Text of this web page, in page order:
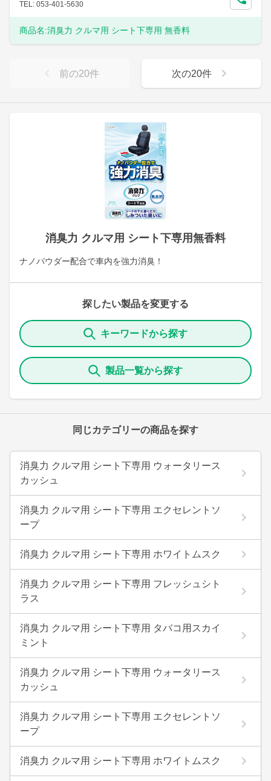
消臭力 クルマ用 シート下専用無香料
ナノパウダー配合で車内を強力消臭！
探したい製品を変更する
キーワードから探す
製品一覧から探す
同じカテゴリーの商品を探す
消臭力 クルマ用 シート下専用 ウォータリース
カッシュ
消臭力 クルマ用 シート下専用 エクセレントソ
ープ
消臭力 クルマ用 シート下専用 ホワイトムスク
消臭力 クルマ用 シート下専用 フレッシュシト
ラス
消臭力 クルマ用 シート下専用 タバコ用スカイ
ミント
消臭力 クルマ用 シート下専用 ウォータリース
カッシュ
消臭力 クルマ用 シート下専用 エクセレントソ
ープ
消臭力 クルマ用 シート下専用 ホワイトムスク
TEL: 053-401-5630
商品名:消臭力 クルマ用 シート下専用 無香料
前の20件 次の20件